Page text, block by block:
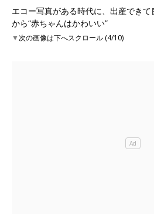
エコー写真がある時代に、出産でき
から“赤ちゃんはかわいい”
▼次の画像は下へスクロール (4/10)